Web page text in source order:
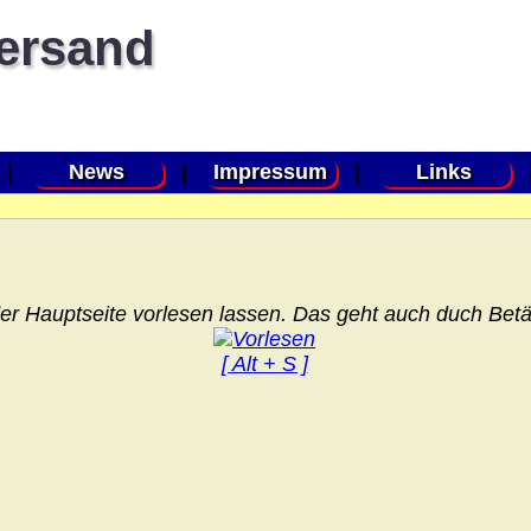
News Impressum Links
Hauptseite vorlesen lassen. Das geht auch duch
[ Alt + S ]